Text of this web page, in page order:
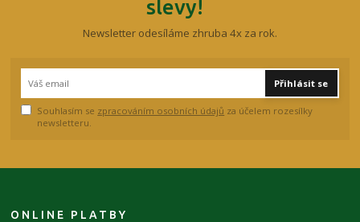
slevy!
Newsletter odesíláme zhruba 4x za rok.
Přihlásit se
Souhlasím se zpracováním osobních údajů za účelem rozesílky
newsletteru.
ONLINE PLATBY